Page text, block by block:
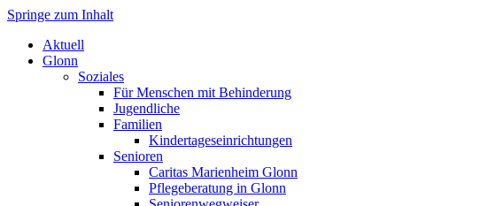
Markt Glonn
Springe zum Inhalt
Aktuell
Glonn
Soziales
Für Menschen mit Behinderung
Jugendliche
Familien
Kindertageseinrichtungen
Senioren
Caritas Marienheim Glonn
Pflegeberatung in Glonn